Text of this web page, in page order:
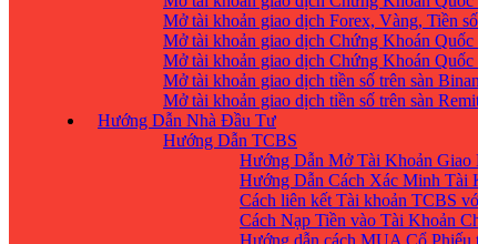
Mở tài khoản giao dịch Forex, Vàng, Tiền
Mở tài khoản giao dịch Chứng Khoán
Mở tài khoản giao dịch Chứng Khoán
Mở tài khoản giao dịch tiền số trên sàn
Mở tài khoản giao dịch tiền số trên sàn
Hướng Dẫn Nhà Đầu Tư
Hướng Dẫn TCBS
Hướng Dẫn Mở Tài Khoản Giao
Hướng Dẫn Cách Xác Minh Tài
Cách liên kết Tài khoản TCBS
Cách Nạp Tiền vào Tài Khoản
Hướng dẫn cách MUA Cổ Phiếu